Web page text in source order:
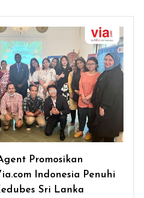
Promosikan
Indonesia Penuhi
Sri Lanka